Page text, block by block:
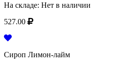
На складе: Нет в наличии
527.00
Сироп Лимон-лайм